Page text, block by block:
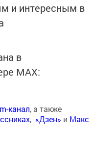
и интересным в
в
MАХ:
канал, а также
, «Дзен» и Макс